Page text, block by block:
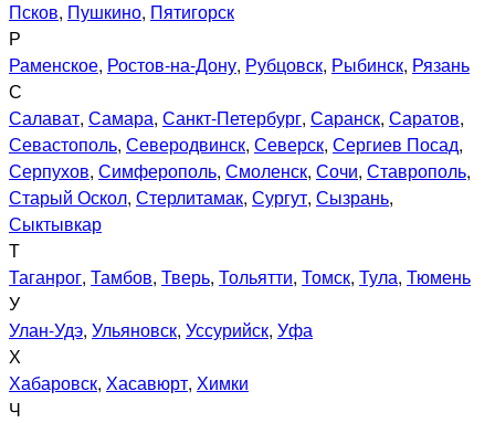
Псков, Пушкино, Пятигорск
Р
Раменское, Ростов-на-Дону, Рубцовск, Рыбинск, Рязань
С
Салават, Самара, Санкт-Петербург, Саранск, Саратов,
Севастополь, Северодвинск, Северск, Сергиев Посад,
Серпухов, Симферополь, Смоленск, Сочи, Ставрополь,
Старый Оскол, Стерлитамак, Сургут, Сызрань,
Сыктывкар
Т
Таганрог, Тамбов, Тверь, Тольятти, Томск, Тула, Тюмень
У
Улан-Удэ, Ульяновск, Уссурийск, Уфа
Х
Хабаровск, Хасавюрт, Химки
Ч